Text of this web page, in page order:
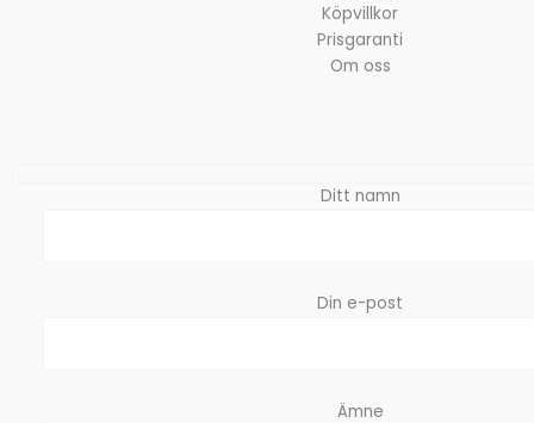
Köpvillkor
Prisgaranti
Om oss
Ditt namn
Din e-post
Ämne